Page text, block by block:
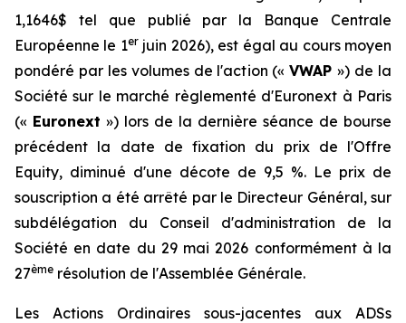
1,1646$ tel que publié par la Banque Centrale
Européenne le 1erjuin 2026), est égal au cours moyen
pondéré par les volumes de l'action («VWAP») de la
Société sur le marché règlementé d'Euronext à Paris
(« Euronext ») lors de la dernière séance de bourse
précédent la date de fixation du prix de l'Offre
Equity, diminué d'une décote de 9,5 %. Le prix de
souscription a été arrêté par le Directeur Général, sur
subdélégation du Conseil d'administration de la
Société en date du 29 mai 2026 conformément à la
27ème résolution de l'Assemblée Générale.
Les Actions Ordinaires sous-jacentes aux ADSs